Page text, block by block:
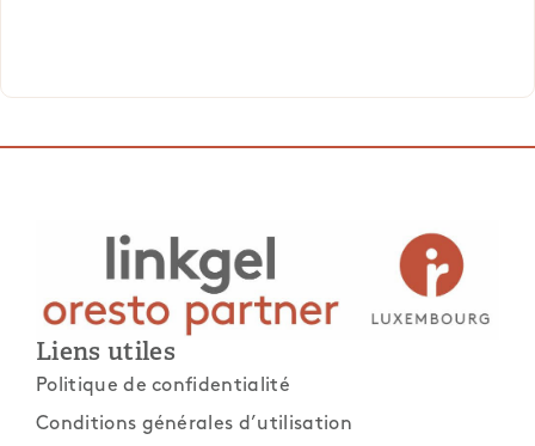
Liens utiles
Politique de confidentialité
Conditions générales d’utilisation